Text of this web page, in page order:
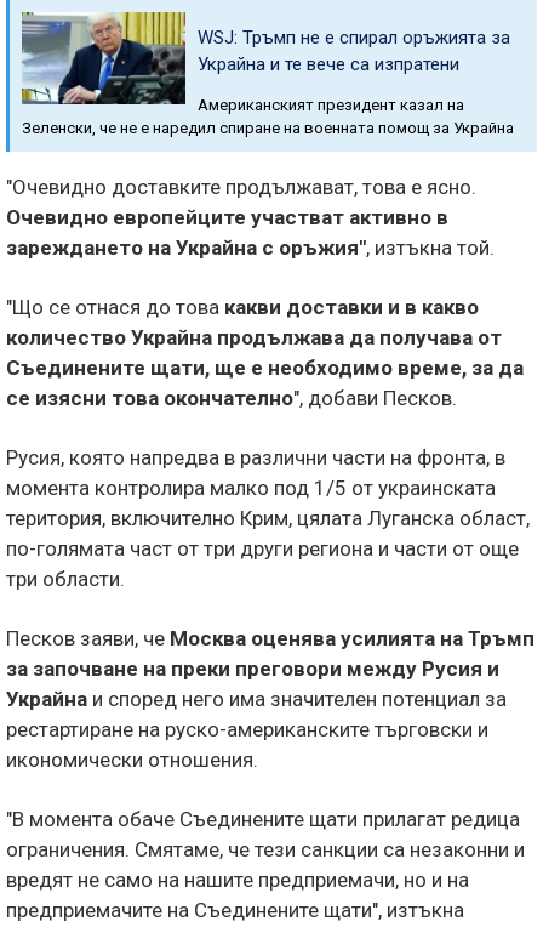
WSJ: Тръмп не е спирал оръжията за
Украйна и те вече са изпратени
Американският президент казал на
Зеленски, че не е наредил спиране на военната помощ за Украйна
"Очевидно доставките продължават, това е ясно.
Очевидно европейците участват активно в
зареждането на Украйна с оръжия", изтъкна той.
"Що се отнася до това какви доставки и в какво
количество Украйна продължава да получава от
Съединените щати, ще е необходимо време, за да
се изясни това окончателно", добави Песков.
Русия, която напредва в различни части на фронта, в
момента контролира малко под 1/5 от украинската
територия, включително Крим, цялата Луганска област,
по-голямата част от три други региона и части от още
три области.
Песков заяви, че Москва оценява усилията на Тръмп
за започване на преки преговори между Русия и
Украйна и според него има значителен потенциал за
рестартиране на руско-американските търговски и
икономически отношения.
"В момента обаче Съединените щати прилагат редица
ограничения. Смятаме, че тези санкции са незаконни и
вредят не само на нашите предприемачи, но и на
предприемачите на Съединените щати", изтъкна